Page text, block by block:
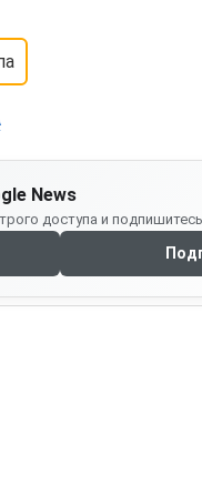
News
доступа и